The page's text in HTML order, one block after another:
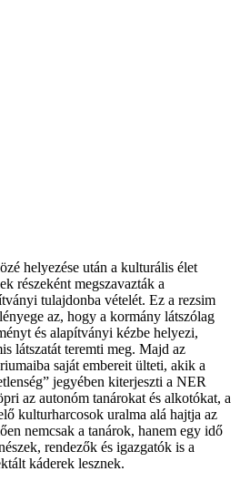
helyezése után a kulturális élet
részeként megszavazták a
tulajdonba vételét. Ez a rezsim
az, hogy a kormány látszólag
és alapítványi kézbe helyezi,
látszatát teremti meg. Majd az
saját embereit ülteti, akik a
jegyében kiterjeszti a NER
az autonóm tanárokat és alkotókat, a
kulturharcosok uralma alá hajtja az
nemcsak a tanárok, hanem egy idő
rendezők és igazgatók is a
káderek lesznek.